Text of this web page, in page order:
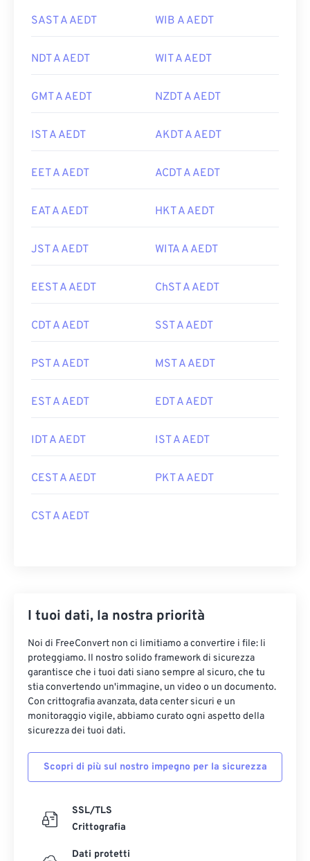
SAST A AEDT WIB A AEDT
NDT A AEDT WIT A AEDT
GMT A AEDT NZDT A AEDT
IST A AEDT AKDT A AEDT
EET A AEDT ACDT A AEDT
EAT A AEDT HKT A AEDT
JST A AEDT WITA A AEDT
EEST A AEDT ChST A AEDT
CDT A AEDT SST A AEDT
PST A AEDT MST A AEDT
EST A AEDT EDT A AEDT
IDT A AEDT IST A AEDT
CEST A AEDT PKT A AEDT
CST A AEDT
I tuoi dati, la nostra priorità
Noi di FreeConvert non ci limitiamo a convertire i file: li
proteggiamo. Il nostro solido framework di sicurezza
garantisce che i tuoi dati siano sempre al sicuro, che tu
stia convertendo un'immagine, un video o un documento.
Con crittografia avanzata, data center sicuri e un
monitoraggio vigile, abbiamo curato ogni aspetto della
sicurezza dei tuoi dati.
Scopri di più sul nostro impegno per la sicurezza
SSL/TLS
Crittografia
Dati protetti